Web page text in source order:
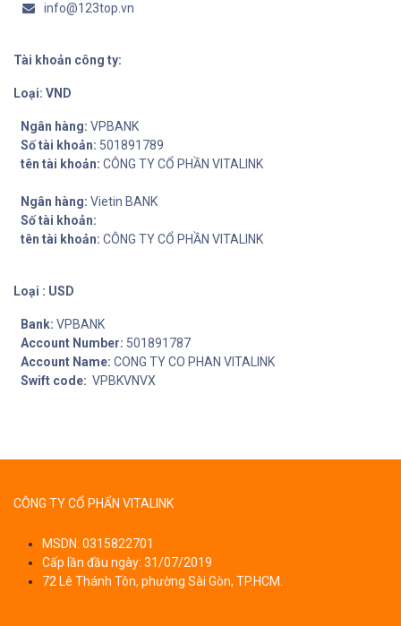
info@123top.vn
Tài khoản công ty:
Loại: VND
Ngân hàng: VPBANK
Số tài khoản: 501891789
tên tài khoản: CÔNG TY CỔ PHẦN VITALINK
Ngân hàng: Vietin BANK
Số tài khoản:
tên tài khoản: CÔNG TY CỔ PHẦN VITALINK
Loại : USD
Bank: VPBANK
Account Number: 501891787
Account Name: CONG TY CO PHAN VITALINK
Swift code: VPBKVNVX
CÔNG TY CỔ PHẨN VITALINK
MSDN: 0315822701
Cấp lần đầu ngày: 31/07/2019
72 Lê Thánh Tôn, phường Sài Gòn, TP.HCM.